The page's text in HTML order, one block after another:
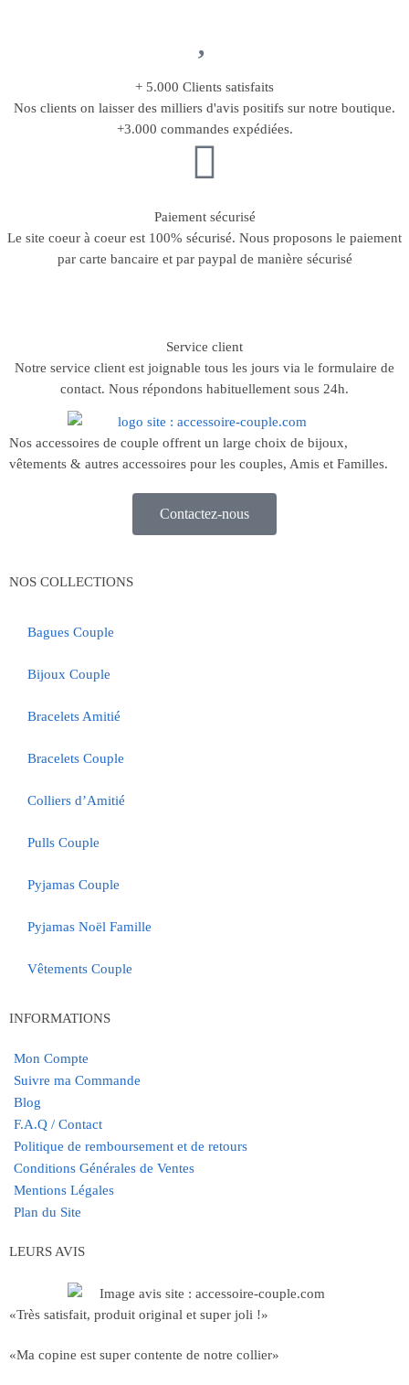
+ 5.000 Clients satisfaits
Nos clients on laisser des milliers d'avis positifs sur notre boutique.
+3.000 commandes expédiées.
Paiement sécurisé
Le site coeur à coeur est 100% sécurisé. Nous proposons le paiement
par carte bancaire et par paypal de manière sécurisé
Service client
Notre service client est joignable tous les jours via le formulaire de
contact. Nous répondons habituellement sous 24h.
Nos accessoires de couple offrent un large choix de bijoux,
vêtements & autres accessoires pour les couples, Amis et Familles.
Contactez-nous
NOS COLLECTIONS
Bagues Couple
Bijoux Couple
Bracelets Amitié
Bracelets Couple
Colliers d’Amitié
Pulls Couple
Pyjamas Couple
Pyjamas Noël Famille
Vêtements Couple
INFORMATIONS
Mon Compte
Suivre ma Commande
Blog
F.A.Q / Contact
Politique de remboursement et de retours
Conditions Générales de Ventes
Mentions Légales
Plan du Site
LEURS AVIS
«Très satisfait, produit original et super joli !»
«Ma copine est super contente de notre collier»